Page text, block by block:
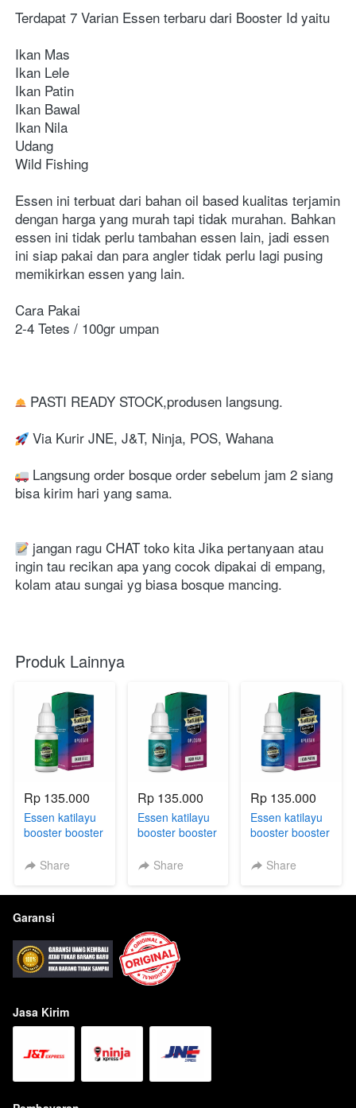
Terdapat 7 Varian Essen terbaru dari Booster Id yaitu
Ikan Mas
Ikan Lele
Ikan Patin
Ikan Bawal
Ikan Nila
Udang
Wild Fishing
Essen ini terbuat dari bahan oil based kualitas terjamin
dengan harga yang murah tapi tidak murahan. Bahkan
essen ini tidak perlu tambahan essen lain, jadi essen
ini siap pakai dan para angler tidak perlu lagi pusing
memikirkan essen yang lain.
Cara Pakai
2-4 Tetes / 100gr umpan
PASTI READY STOCK,produsen langsung.
Via Kurir JNE, J&T, Ninja, POS, Wahana
Langsung order bosque order sebelum jam 2 siang
bisa kirim hari yang sama.
jangan ragu CHAT toko kita Jika pertanyaan atau
ingin tau recikan apa yang cocok dipakai di empang,
kolam atau sungai yg biasa bosque mancing.
Produk Lainnya
Rp 135.000
Essen katilayu
booster booster
untuk mancing
Share
Rp 135.000
Essen katilayu
booster booster
untuk mancing
Share
Rp 135.000
Essen katilayu
booster booster
untuk mancing
Share
Garansi
Jasa Kirim